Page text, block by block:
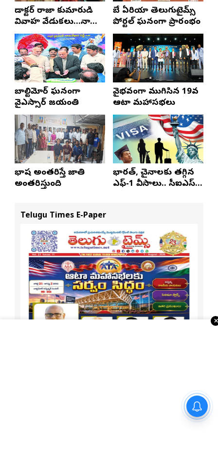
డాక్టర్ రాజా కుమారుడి
వివాహ వేడుకలు…నారా
లోకేష్ హాజరు
బే ఏరియా తెలుగుటైమ్స్
పోర్టల్ ఘనంగా ప్రారంభం
బాల్టిమోర్‌లో ఘనంగా
వైఎస్సార్‌ జయంతి
వైభవంగా ముగిసిన 19వ
ఆటా మహాసభలు
భాష అంతరిస్తే జాతి
అంతరిస్తుంది
భారత్, చైనాలకు తగ్గిన
ఎఫ్-1 వీసాలు.. సీఐఎస్
Telugu Times E-Paper